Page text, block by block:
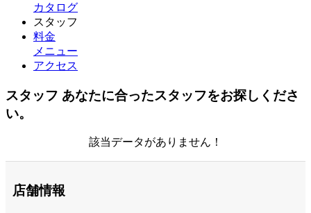
カタログ
スタッフ
料金
メニュー
アクセス
スタッフ あなたに合ったスタッフをお探しくださ
い。
該当データがありません！
店舗情報